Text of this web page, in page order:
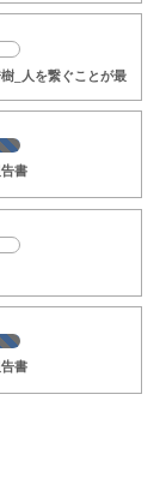
_人を繋ぐことが最
書
書